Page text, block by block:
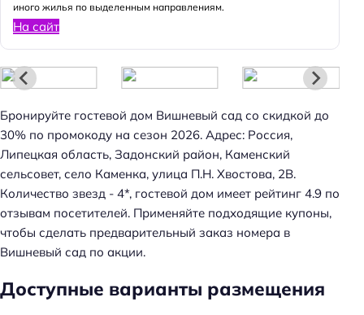
иного жилья по выделенным направлениям.
На сайт
Бронируйте гостевой дом Вишневый сад со скидкой до
30% по промокоду на сезон 2026. Адрес: Россия,
Липецкая область, Задонский район, Каменский
сельсовет, село Каменка, улица П.Н. Хвостова, 2В.
Количество звезд - 4*, гостевой дом имеет рейтинг 4.9 по
отзывам посетителей. Применяйте подходящие купоны,
чтобы сделать предварительный заказ номера в
Вишневый сад по акции.
Доступные варианты размещения
Н
а
й
т
и
: